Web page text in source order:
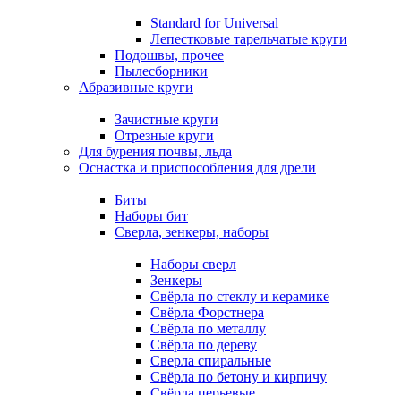
Standard for Universal
Лепестковые тарельчатые круги
Подошвы, прочее
Пылесборники
Абразивные круги
Зачистные круги
Отрезные круги
Для бурения почвы, льда
Оснастка и приспособления для дрели
Биты
Наборы бит
Сверла, зенкеры, наборы
Наборы сверл
Зенкеры
Свёрла по стеклу и керамике
Свёрла Форстнера
Свёрла по металлу
Свёрла по дереву
Сверла спиральные
Свёрла по бетону и кирпичу